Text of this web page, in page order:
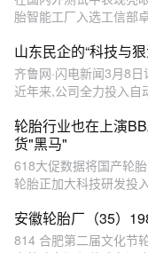
胎智能工厂入选工信部
山东民企的“科技与
齐鲁网·闪电新闻3月8
近年来,公司全力投入自
轮胎行业也在上演
货"黑马"
618大促数据将国产轮
轮胎正加大科技研发投
安徽轮胎厂（35）
814 合肥第二届文化节